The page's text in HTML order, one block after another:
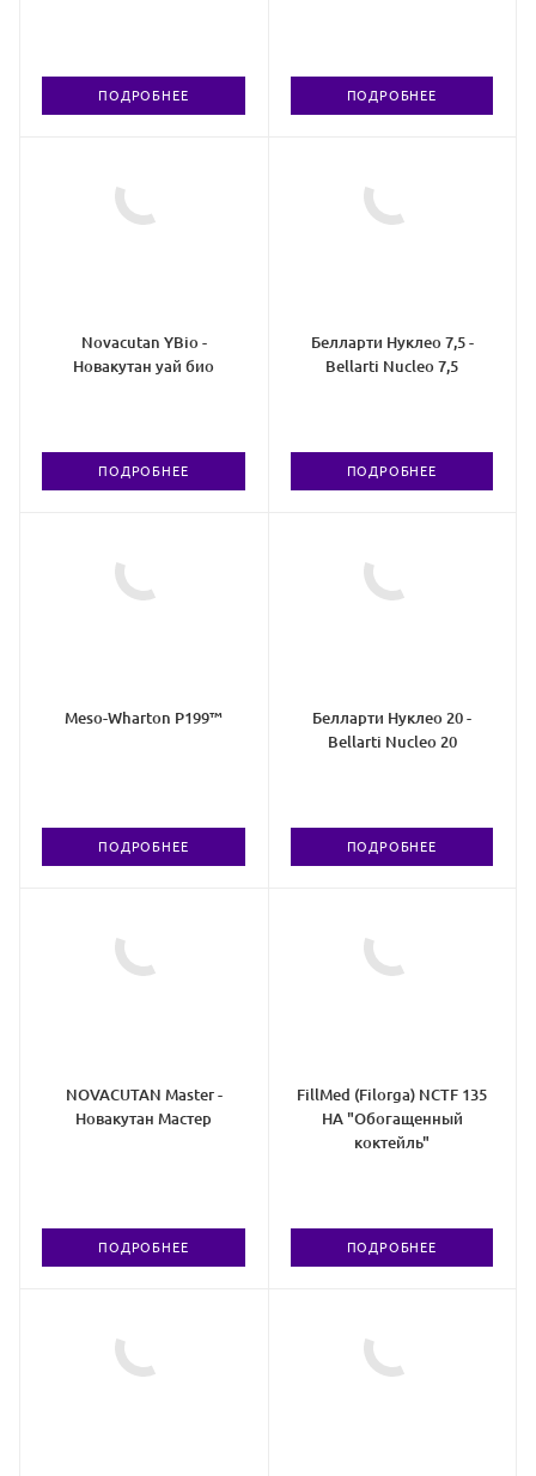
ПОДРОБНЕЕ ПОДРОБНЕЕ
Novacutan YBio -
Новакутан уай био
ПОДРОБНЕЕ
Белларти Нуклео 7,5 -
Bellarti Nucleo 7,5
ПОДРОБНЕЕ
Meso-Wharton P199™
ПОДРОБНЕЕ
Белларти Нуклео 20 -
Bellarti Nucleo 20
ПОДРОБНЕЕ
NOVACUTAN Master -
Новакутан Мастер
ПОДРОБНЕЕ
FillMed (Filorga) NCTF 135
HA "Обогащенный
коктейль"
ПОДРОБНЕЕ